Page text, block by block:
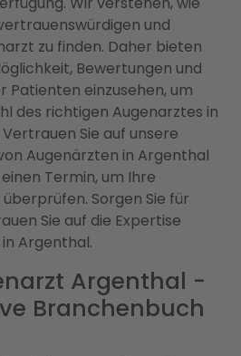
und
zu finden. Daher bieten
Bewertungen und
Patienten einzusehen, um
des richtigen Augenarztes in
Sie auf unsere
Augenärzten in Argenthal
Termin, um Ihre
Sorgen Sie für
Sie auf die Expertise
Argenthal.
Argenthal -
Branchenbuch